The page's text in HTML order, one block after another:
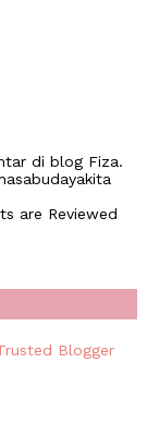
di blog Fiza.
are Reviewed